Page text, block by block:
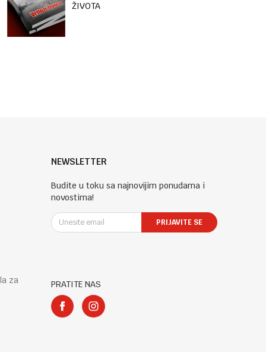
ŽIVOTA
za
NEWSLETTER
Budite u toku sa najnovijim ponudama i
novostima!
PRIJAVITE SE
PRATITE NAS